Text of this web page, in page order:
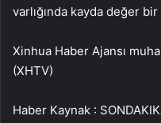
varlığında kayda değer
Xinhua Haber Ajansı
(XHTV)
Haber Kaynak :